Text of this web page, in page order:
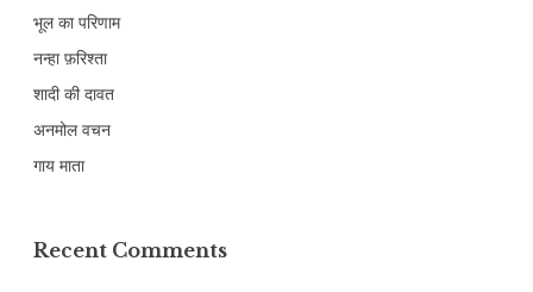
भूल का परिणाम
नन्हा फ़रिश्ता
शादी की दावत
अनमोल वचन
गाय माता
Recent Comments